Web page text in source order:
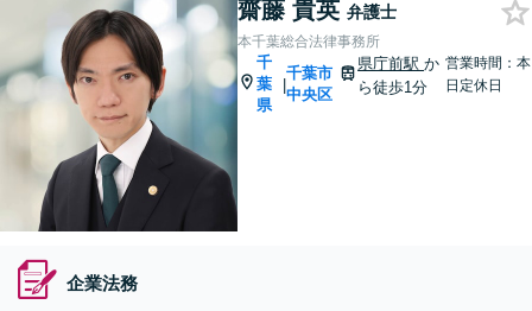
齋藤 貴英 弁護士
本千葉総合法律事務所
千
葉
県
|
千葉市
中央区
県庁前駅か
ら徒歩1分
営業時間：本
日定休日
企業法務